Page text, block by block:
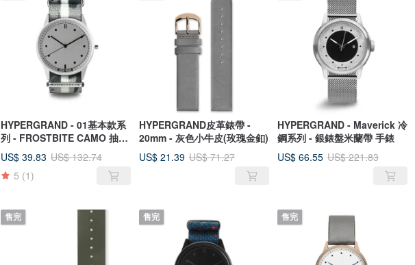
HYPERGRAND - 01基本款系
列 - FROSTBITE CAMO 抽象
灰迷彩 手錶 (銀錶盤)
US$ 39.83 US$ 132.74
5 (1)
HYPERGRAND皮革錶帶 -
20mm - 灰色小牛皮(玫瑰金釦)
US$ 21.39 US$ 71.27
HYPERGRAND - Maverick 冷
鋼系列 - 銀錶盤米蘭帶 手錶
US$ 66.55 US$ 221.83
售完 售完 售完